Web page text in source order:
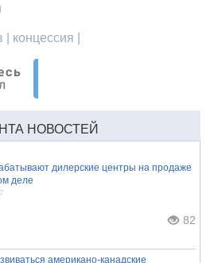
концессия |
НОВОСТЕЙ
дилерские центры на продаже
деле
82
американо-канадские